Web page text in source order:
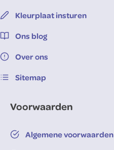
Kleurplaat insturen
Ons blog
Over ons
Sitemap
Voorwaarden
Algemene voorwaarden